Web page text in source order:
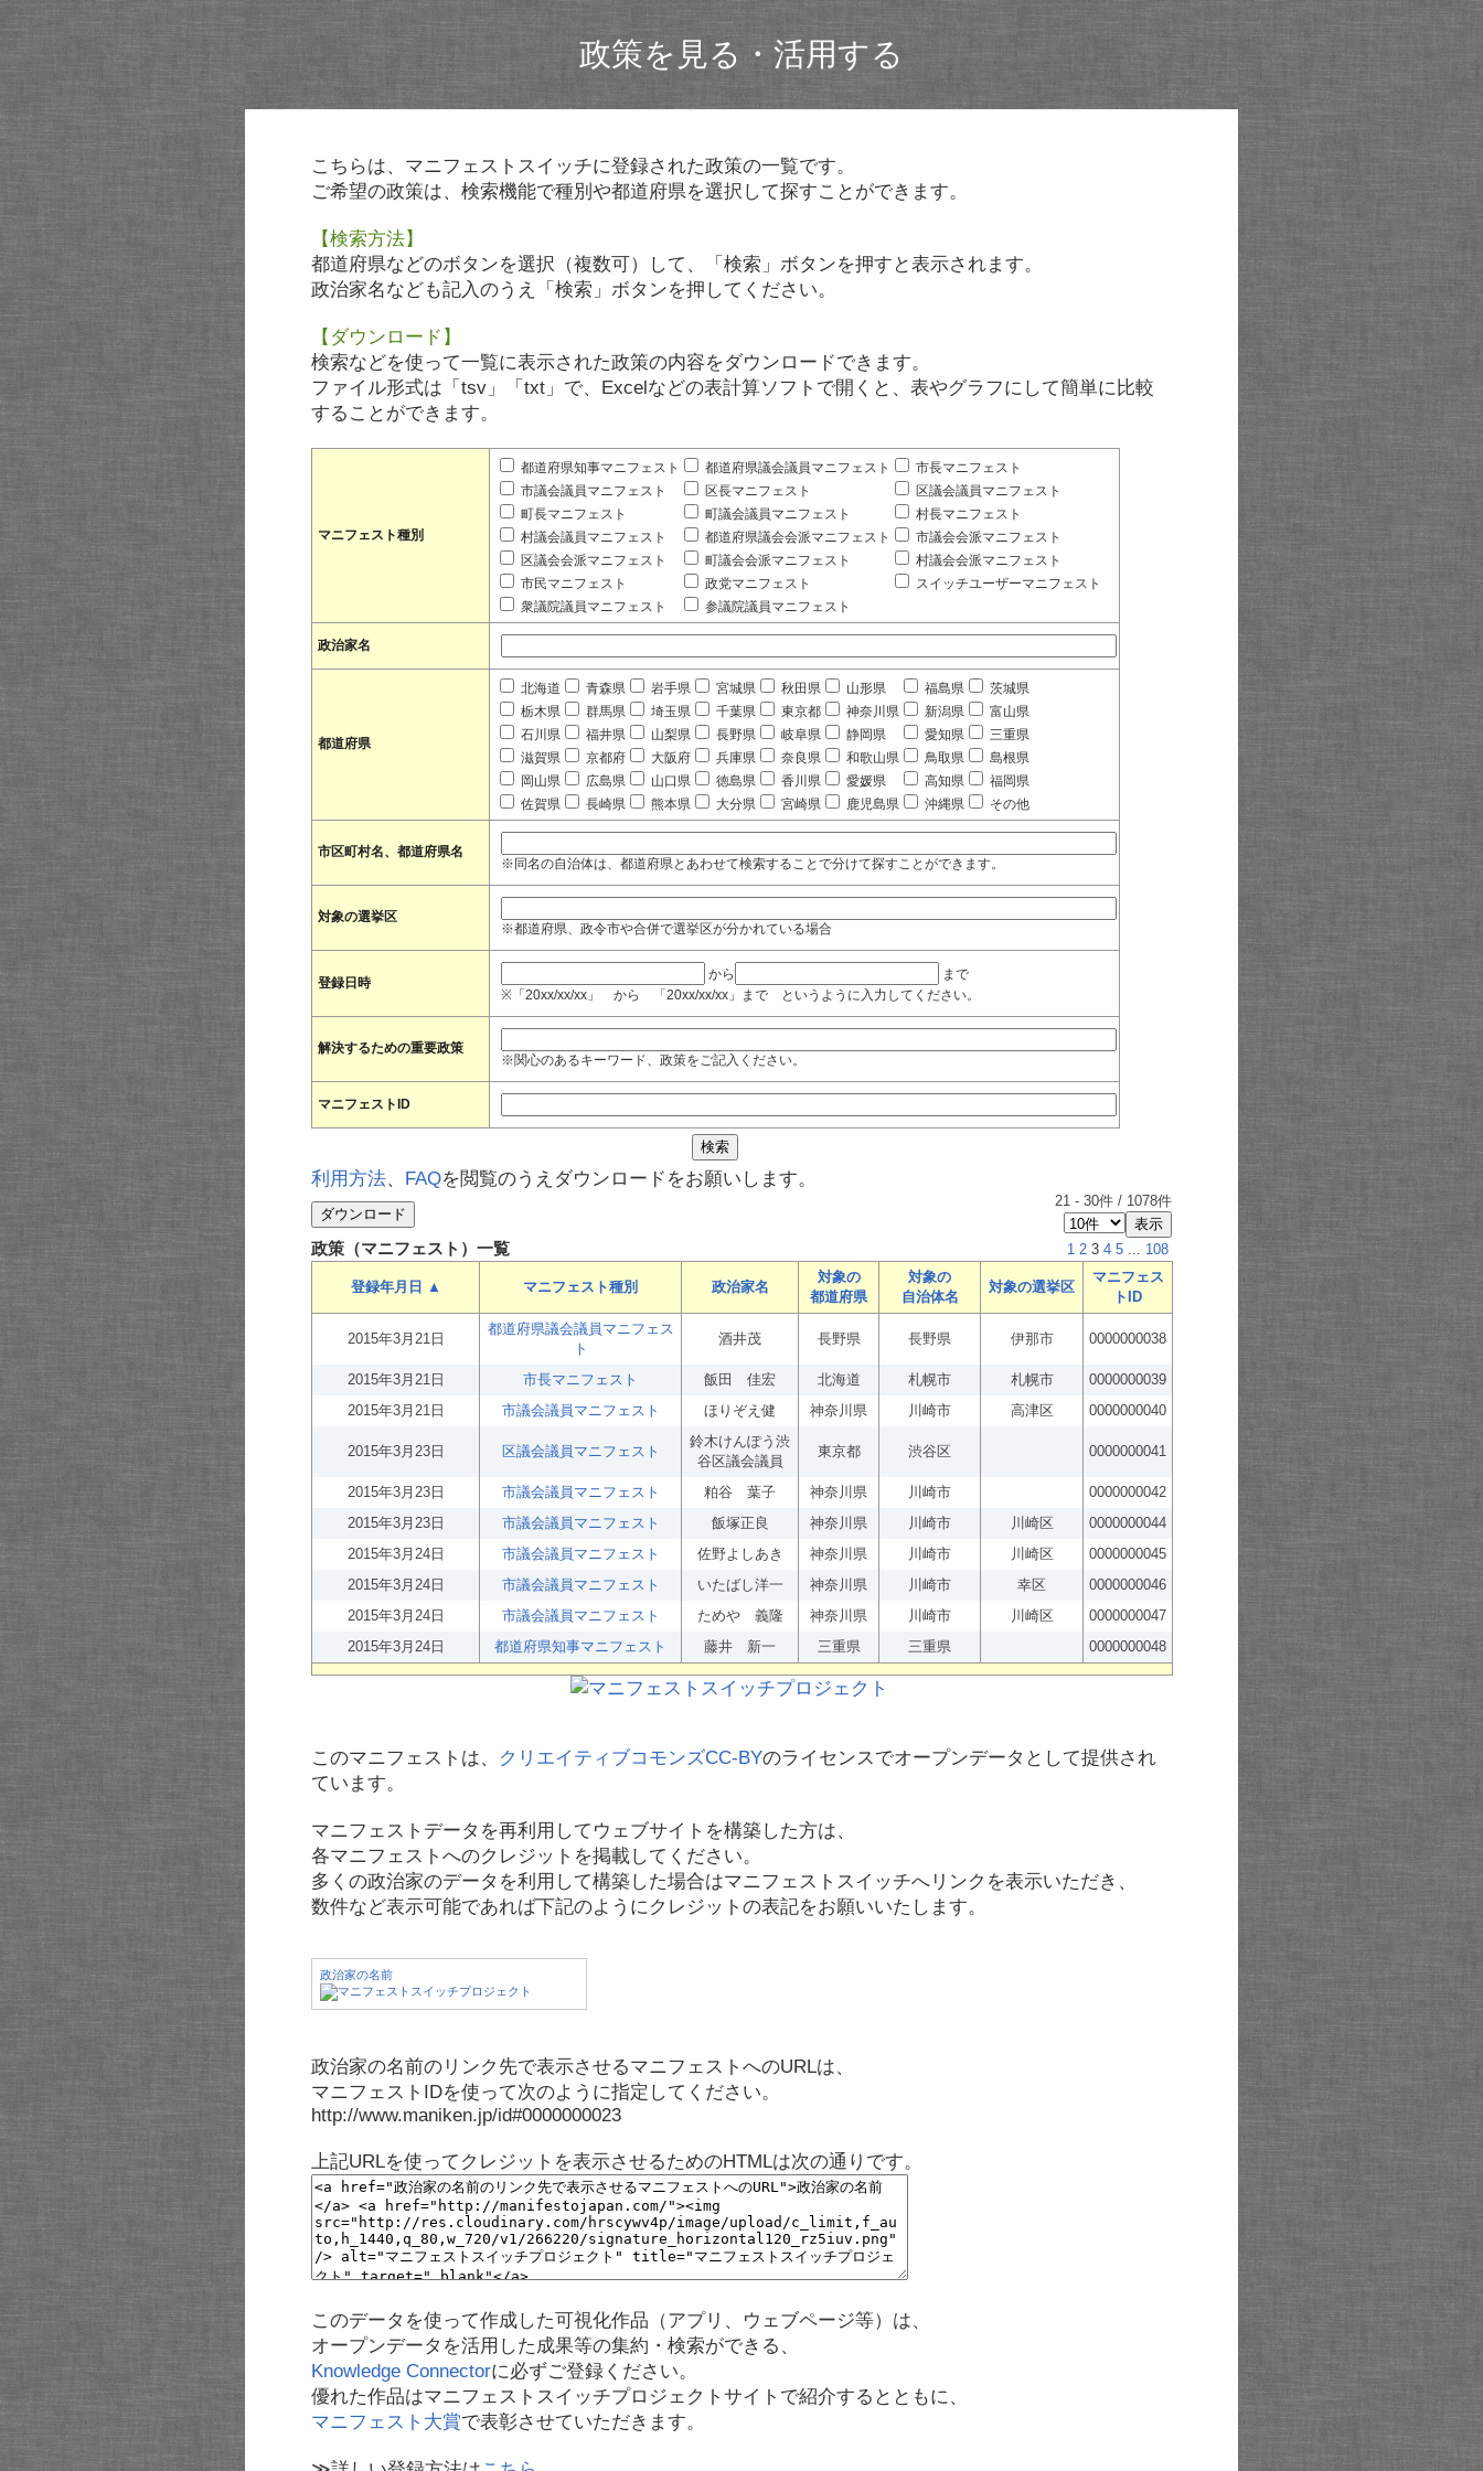
政策を見る・活用する
こちらは、マニフェストスイッチに登録された政策の一覧です。
ご希望の政策は、検索機能で種別や都道府県を選択して探すことができます。
【検索方法】
都道府県などのボタンを選択（複数可）して、「検索」ボタンを押すと表示されます。
政治家名なども記入のうえ「検索」ボタンを押してください。
【ダウンロード】
検索などを使って一覧に表示された政策の内容をダウンロードできます。
ファイル形式は「tsv」「txt」で、Excelなどの表計算ソフトで開くと、表やグラフにして簡単に比較
することができます。
マニフェスト種別
都道府県知事マニフェスト 都道府県議会議員マニフェスト
市長マニフェスト
市議会議員マニフェスト
区長マニフェスト
区議会議員マニフェスト
町長マニフェスト
町議会議員マニフェスト
村長マニフェスト
村議会議員マニフェスト
都道府県議会会派マニフェスト
市議会会派マニフェスト
区議会会派マニフェスト
町議会会派マニフェスト
村議会会派マニフェスト
市民マニフェスト
政党マニフェスト
スイッチユーザーマニフェスト
衆議院議員マニフェスト
参議院議員マニフェスト
政治家名
都道府県
北海道 青森県 岩手県 宮城県 秋田県 山形県 福島県
茨城県
栃木県
群馬県 埼玉県 千葉県 東京都 神奈川県 新潟県
富山県
石川県
福井県 山梨県 長野県 岐阜県 静岡県 愛知県
三重県
滋賀県
京都府 大阪府 兵庫県 奈良県 和歌山県 鳥取県
島根県
岡山県
広島県 山口県 徳島県 香川県 愛媛県 高知県
福岡県
佐賀県
長崎県 熊本県 大分県 宮崎県 鹿児島県 沖縄県 その他
市区町村名、都道府県名
※同名の自治体は、都道府県とあわせて検索することで分けて探すことができます。
対象の選挙区
※都道府県、政令市や合併で選挙区が分かれている場合
登録日時
から
まで
※「20xx/xx/xx」 から 「20xx/xx/xx」まで というように入力してください。
解決するための重要政策
※関心のあるキーワード、政策をご記入ください。
マニフェストID
利用方法、 FAQを閲覧のうえダウンロードをお願いします。
21 - 30件 / 1078件
政策（マニフェスト）一覧 1 2 3 4 5 ... 108
登録年月日 ▲ マニフェスト種別 政治家名
対象の
都道府県
対象の
自治体名
対象の選挙区
マニフェス
トID
2015年3月21日
都道府県議会議員マニフェス
ト
酒井茂 長野県 長野県 伊那市 0000000038
2015年3月21日 市長マニフェスト 飯田 佳宏 北海道 札幌市 札幌市
0000000039
2015年3月21日
市議会議員マニフェスト ほりぞえ健 神奈川県 川崎市 高津区 0000000040
2015年3月23日 区議会議員マニフェスト
鈴木けんぽう渋
谷区議会議員
東京都 渋谷区 0000000041
2015年3月23日 市議会議員マニフェスト 粕谷 葉子 神奈川県 川崎市
0000000042
2015年3月23日
市議会議員マニフェスト 飯塚正良 神奈川県 川崎市 川崎区
0000000044
2015年3月24日
市議会議員マニフェスト 佐野よしあき 神奈川県 川崎市 川崎区
0000000045
2015年3月24日
市議会議員マニフェスト いたばし洋一 神奈川県 川崎市 幸区
0000000046
2015年3月24日
市議会議員マニフェスト ためや 義隆 神奈川県 川崎市 川崎区
0000000047
2015年3月24日
都道府県知事マニフェスト 藤井 新一 三重県 三重県 0000000048
このマニフェストは、 クリエイティブコモンズCC-BYのライセンスでオープンデータとして提供され
ています。
マニフェストデータを再利用してウェブサイトを構築した方は、
各マニフェストへのクレジットを掲載してください。
多くの政治家のデータを利用して構築した場合はマニフェストスイッチへリンクを表示いただき、
数件など表示可能であれば下記のようにクレジットの表記をお願いいたします。
政治家の名前
政治家の名前のリンク先で表示させるマニフェストへのURLは、
マニフェストIDを使って次のように指定してください。
http://www.maniken.jp/id#0000000023
上記URLを使ってクレジットを表示させるためのHTMLは次の通りです。
このデータを使って作成した可視化作品（アプリ、ウェブページ等）は、
オープンデータを活用した成果等の集約・検索ができる、
Knowledge Connectorに必ずご登録ください。
優れた作品はマニフェストスイッチプロジェクトサイトで紹介するとともに、
マニフェスト大賞で表彰させていただきます。